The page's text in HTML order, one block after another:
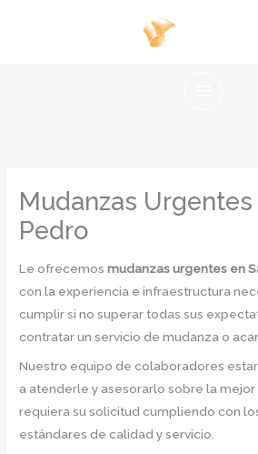
Mudanzas Urgentes
Pedro
Le ofrecemos mudanzas urgentes en
con la experiencia e infraestructura
cumplir si no superar todas sus
contratar un servicio de mudanza o
Nuestro equipo de colaboradores
a atenderle y asesorarlo sobre la
requiera su solicitud cumpliendo con
estándares de calidad y servicio.